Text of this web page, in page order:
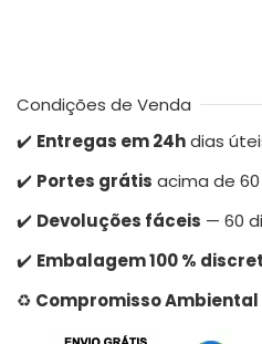
Condições de Venda
✔️ Entregas em 24hdias
✔️ Portes grátis acima de
✔️ Devoluções fáceis — 60
✔️ Embalagem 100 %
♻️ Compromisso